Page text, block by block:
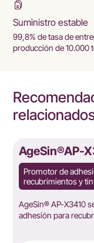
Suministro estable
99,8% de tasa de
producción de 10.000
AgeSin®AP-
Promotor de
recubrimientos y
AgeSin® AP-X3410
adhesión para